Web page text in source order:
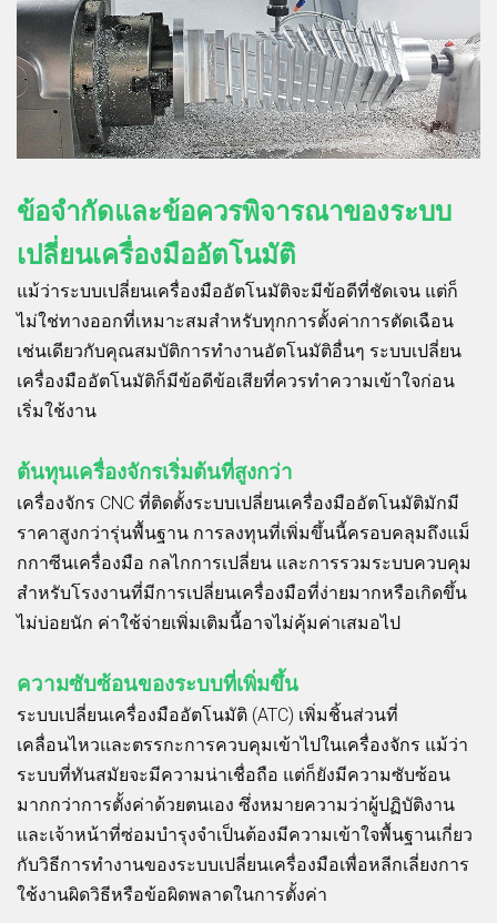
ข้อจำกัดและข้อควรพิจารณาของระบบ
เปลี่ยนเครื่องมืออัตโนมัติ
แม้ว่าระบบเปลี่ยนเครื่องมืออัตโนมัติจะมีข้อดีที่ชัดเจน แต่ก็
ไม่ใช่ทางออกที่เหมาะสมสำหรับทุกการตั้งค่าการตัดเฉือน
เช่นเดียวกับคุณสมบัติการทำงานอัตโนมัติอื่นๆ ระบบเปลี่ยน
เครื่องมืออัตโนมัติก็มีข้อดีข้อเสียที่ควรทำความเข้าใจก่อน
เริ่มใช้งาน
ต้นทุนเครื่องจักรเริ่มต้นที่สูงกว่า
เครื่องจักร CNC ที่ติดตั้งระบบเปลี่ยนเครื่องมืออัตโนมัติมักมี
ราคาสูงกว่ารุ่นพื้นฐาน การลงทุนที่เพิ่มขึ้นนี้ครอบคลุมถึงแม็
กกาซีนเครื่องมือ กลไกการเปลี่ยน และการรวมระบบควบคุม
สำหรับโรงงานที่มีการเปลี่ยนเครื่องมือที่ง่ายมากหรือเกิดขึ้น
ไม่บ่อยนัก ค่าใช้จ่ายเพิ่มเติมนี้อาจไม่คุ้มค่าเสมอไป
ความซับซ้อนของระบบที่เพิ่มขึ้น
ระบบเปลี่ยนเครื่องมืออัตโนมัติ (ATC) เพิ่มชิ้นส่วนที่
เคลื่อนไหวและตรรกะการควบคุมเข้าไปในเครื่องจักร แม้ว่า
ระบบที่ทันสมัยจะมีความน่าเชื่อถือ แต่ก็ยังมีความซับซ้อน
มากกว่าการตั้งค่าด้วยตนเอง ซึ่งหมายความว่าผู้ปฏิบัติงาน
และเจ้าหน้าที่ซ่อมบำรุงจำเป็นต้องมีความเข้าใจพื้นฐานเกี่ยว
กับวิธีการทำงานของระบบเปลี่ยนเครื่องมือเพื่อหลีกเลี่ยงการ
ใช้งานผิดวิธีหรือข้อผิดพลาดในการตั้งค่า